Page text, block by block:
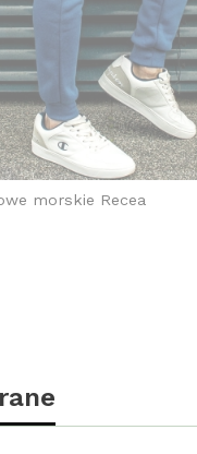
morskie Recea